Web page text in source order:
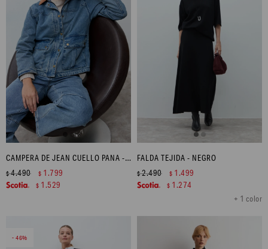
CAMPERA DE JEAN CUELLO PANA - JEAN MEDIO
$4.490 $ 1.799
$ 1.529
FALDA TEJIDA - NEGRO
+ 1 color
$2.490 $ 1.499
$ 1.274
46